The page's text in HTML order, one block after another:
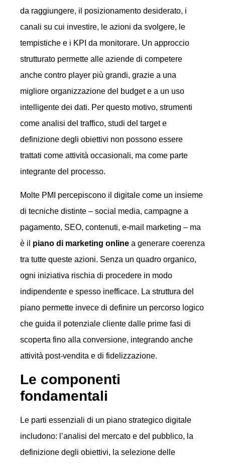
da raggiungere, il posizionamento desiderato, i
canali su cui investire, le azioni da svolgere, le
tempistiche e i KPI da monitorare. Un approccio
strutturato permette alle aziende di competere
anche contro player più grandi, grazie a una
migliore organizzazione del budget e a un uso
intelligente dei dati. Per questo motivo, strumenti
come analisi del traffico, studi del target e
definizione degli obiettivi non possono essere
trattati come attività occasionali, ma come parte
integrante del processo.
Molte PMI percepiscono il digitale come un insieme
di tecniche distinte – social media, campagne a
pagamento, SEO, contenuti, e-mail marketing – ma
è il piano di marketing online a generare coerenza
tra tutte queste azioni. Senza un quadro organico,
ogni iniziativa rischia di procedere in modo
indipendente e spesso inefficace. La struttura del
piano permette invece di definire un percorso logico
che guida il potenziale cliente dalle prime fasi di
scoperta fino alla conversione, integrando anche
attività post-vendita e di fidelizzazione.
Le componenti
fondamentali
Le parti essenziali di un piano strategico digitale
includono: l’analisi del mercato e del pubblico, la
definizione degli obiettivi, la selezione delle